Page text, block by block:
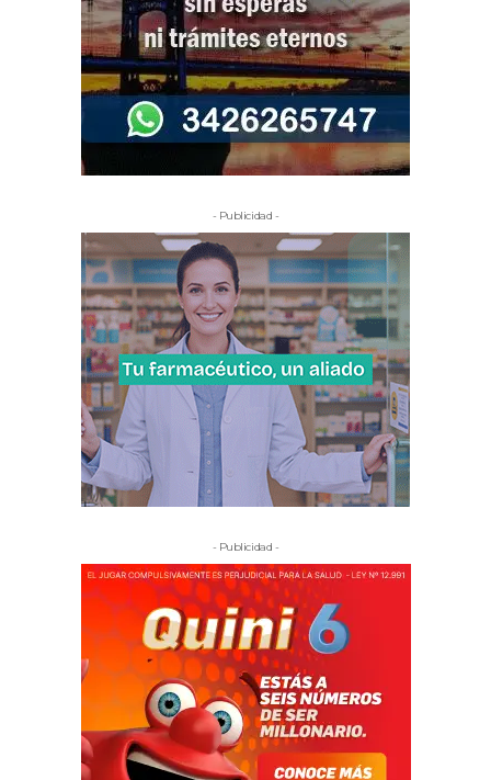
- Publicidad -
- Publicidad -